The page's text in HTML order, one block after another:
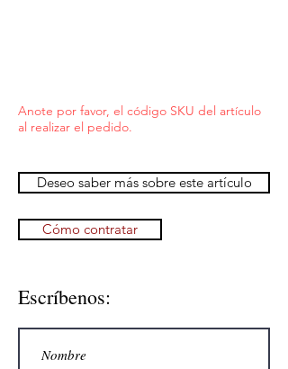
Anote por favor, el código SKU del artículo
al realizar el pedido.
Deseo saber más sobre este artículo
Cómo contratar
Escríbenos: